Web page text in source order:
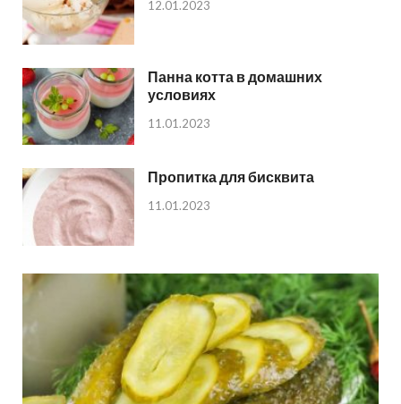
12.01.2023
Панна котта в домашних
условиях
11.01.2023
Пропитка для бисквита
11.01.2023